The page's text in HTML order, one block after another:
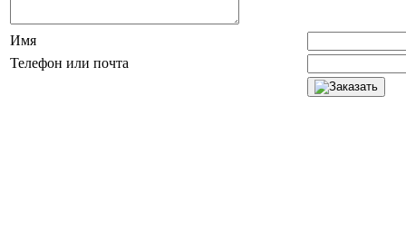
Имя
Телефон или почта